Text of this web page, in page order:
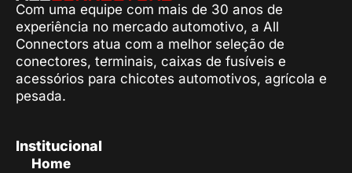
Com uma equipe com mais de 30 anos de
experiência no mercado automotivo, a All
Connectors atua com a melhor seleção de
conectores, terminais, caixas de fusíveis e
acessórios para chicotes automotivos, agrícola e
pesada.
Institucional
Home